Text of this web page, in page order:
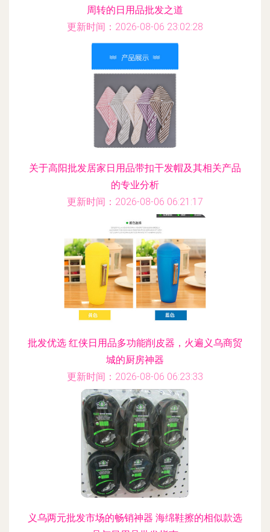
周转的日用品批发之道
更新时间：2026-08-06 23:02:28
关于高阳批发居家日用品带扣干发帽及其相关产品
的专业分析
更新时间：2026-08-06 06:21:17
批发优选 红侠日用品多功能削皮器，火遍义乌商贸
城的厨房神器
更新时间：2026-08-06 06:23:33
义乌两元批发市场的畅销神器 海绵鞋擦的相似款选